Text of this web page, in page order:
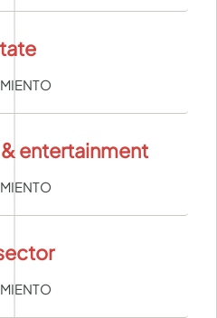
entertainment